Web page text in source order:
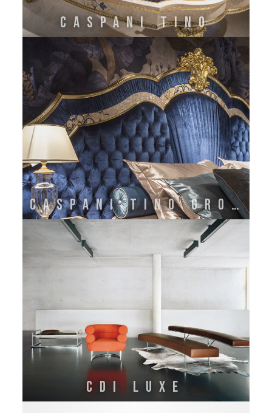
CASPANI TINO
CASPANI TINO GROUP
CDI LUXE